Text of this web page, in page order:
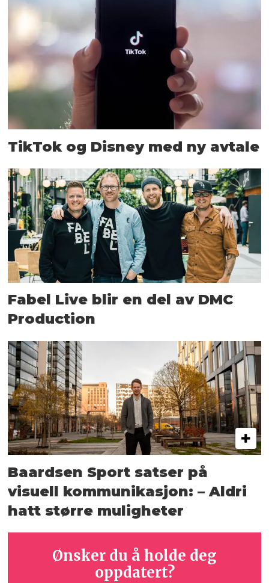
TikTok og Disney med ny avtale
Fabel Live blir en del av DMC
Production
Baardsen Sport satser på
visuell kommunikasjon: – Aldri
hatt større muligheter
Ønsker du å holde deg
oppdatert?